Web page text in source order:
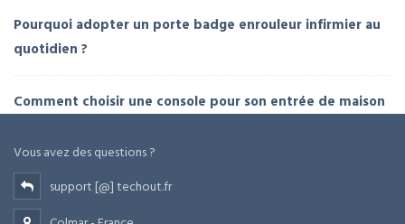
Pourquoi adopter un porte badge enrouleur infirmier au
quotidien ?
Comment choisir une console pour son entrée de maison
Vous avez des questions ?
support [@] techout.fr